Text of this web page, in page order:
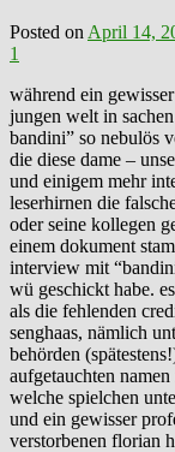
Posted on April 14,
1
während ein
jungen welt in
bandini” so nebulös
die diese dame –
und einigem mehr
leserhirnen die
oder seine kollegen
einem dokument
interview mit
wü geschickt habe.
als die fehlenden
senghaas, nämlich
behörden
aufgetauchten
welche spielchen
und ein gewisser
verstorbenen florian